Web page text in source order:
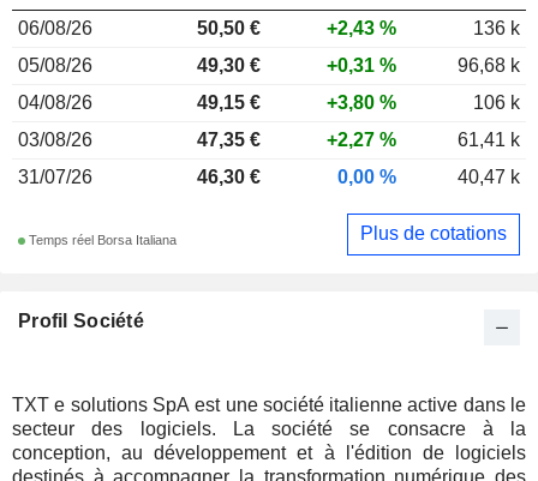
Profil Société
TXT e solutions SpA est une société italienne active dans le
secteur des logiciels. La société se consacre à la
conception, au développement et à l'édition de logiciels
destinés à accompagner la transformation numérique des
06/08/26
50,50 € +2,43 %
136 k
05/08/26
49,30 € +0,31 %
96,68 k
04/08/26
49,15 € +3,80 %
106 k
03/08/26
47,35 € +2,27 %
61,41 k
31/07/26
46,30 € 0,00 % 40,47 k
Temps réel Borsa Italiana Plus de cotations